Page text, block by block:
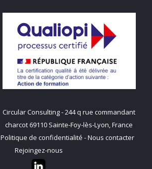
Circular Consulting - 244 q rue commandant
charcot 69110 Sainte-Foy-lès-Lyon, France
Politique de confidentialité -Nous contacter
Rejoingez-nous